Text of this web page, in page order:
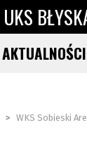
UKS
AKTUALNOŚCI
> WKS Sobieski